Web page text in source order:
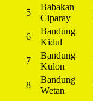
5
Babakan
Ciparay
6
Bandung
Kidul
7
Bandung
Kulon
8
Bandung
Wetan